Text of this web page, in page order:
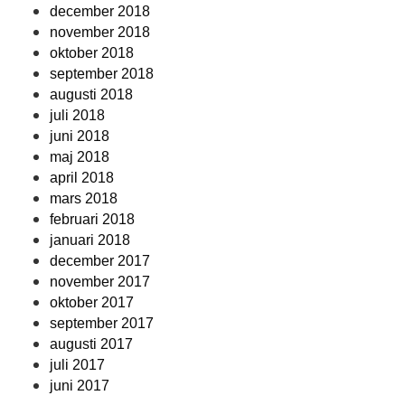
december 2018
november 2018
oktober 2018
september 2018
augusti 2018
juli 2018
juni 2018
maj 2018
april 2018
mars 2018
februari 2018
januari 2018
december 2017
november 2017
oktober 2017
september 2017
augusti 2017
juli 2017
juni 2017